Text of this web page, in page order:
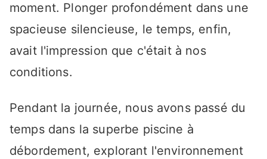
moment. Plonger profondément dans une
spacieuse silencieuse, le temps, enfin,
avait l'impression que c'était à nos
conditions.
Pendant la journée, nous avons passé du
temps dans la superbe piscine à
débordement, explorant l'environnement